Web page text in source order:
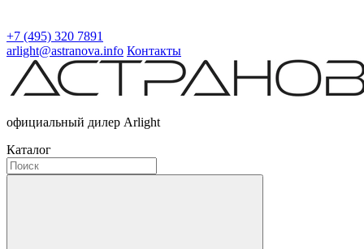
+7 (495) 320 7891
arlight@astranova.info Контакты
официальный дилер Arlight
Каталог